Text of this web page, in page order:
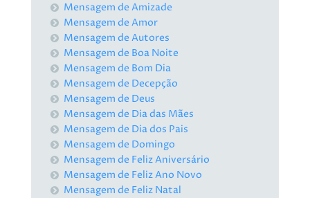
Mensagem de Amizade
Mensagem de Amor
Mensagem de Autores
Mensagem de Boa Noite
Mensagem de Bom Dia
Mensagem de Decepção
Mensagem de Deus
Mensagem de Dia das Mães
Mensagem de Dia dos Pais
Mensagem de Domingo
Mensagem de Feliz Aniversário
Mensagem de Feliz Ano Novo
Mensagem de Feliz Natal